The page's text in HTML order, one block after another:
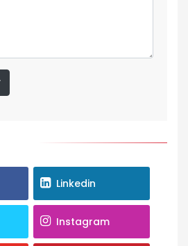
Linkedin
Instagram